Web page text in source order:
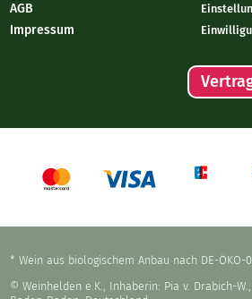
AGB
Impressum
* Wein aus biologischem Anbau nach DE-ÖKO-
© Weinhelden e.K., Inhaberin: Pia v. Drabich-